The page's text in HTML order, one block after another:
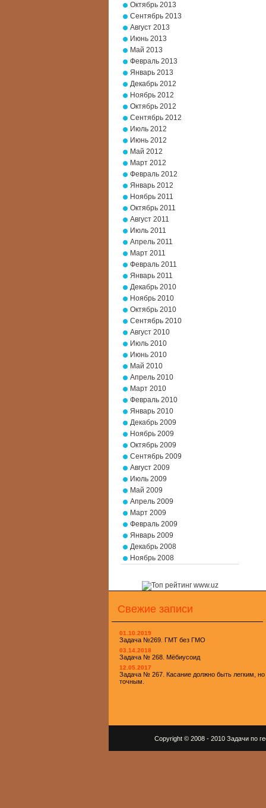
Октябрь 2013
Сентябрь 2013
Август 2013
Июнь 2013
Май 2013
Февраль 2013
Январь 2013
Декабрь 2012
Ноябрь 2012
Октябрь 2012
Сентябрь 2012
Июль 2012
Июнь 2012
Май 2012
Март 2012
Февраль 2012
Январь 2012
Ноябрь 2011
Октябрь 2011
Август 2011
Июль 2011
Апрель 2011
Март 2011
Февраль 2011
Январь 2011
Декабрь 2010
Ноябрь 2010
Октябрь 2010
Сентябрь 2010
Август 2010
Июль 2010
Июнь 2010
Май 2010
Апрель 2010
Март 2010
Февраль 2010
Январь 2010
Декабрь 2009
Ноябрь 2009
Октябрь 2009
Сентябрь 2009
Август 2009
Июль 2009
Май 2009
Апрель 2009
Март 2009
Февраль 2009
Январь 2009
Декабрь 2008
Ноябрь 2008
Свежие записи
01.10.2019
Задача №269. ГМТ без ГМО
03.14.2018
Задача № 268. Мёбиусоид
12.05.2017
Задача № 267. Касание должно быть легким, но
точным.
Copyright © 2008 - 2010 Задачи по